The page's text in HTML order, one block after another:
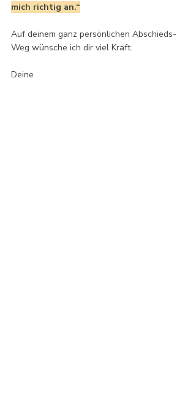
mich richtig an.“
Auf deinem ganz persönlichen Abschieds-
Weg wünsche ich dir viel Kraft.
Deine